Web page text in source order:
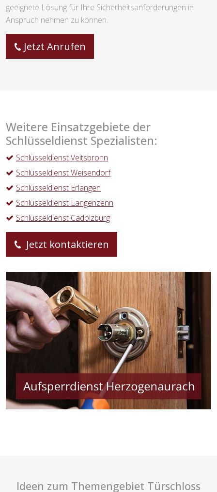
geeignete Lösung für Ihre Sicherheitsanforderungen in
Anspruch nehmen zu können.
Jetzt Anrufen
Weitere Einsatzgebiete der
Schlüsseldienst Spezialisten:
Schlüsseldienst Veitsbronn
Schlüsseldienst Weisendorf
Schlüsseldienst Erlangen
Schlüsseldienst Langenzenn
Schlüsseldienst Cadolzburg
Jetzt kontaktieren
Ideen zum Themengebiet Türschloss